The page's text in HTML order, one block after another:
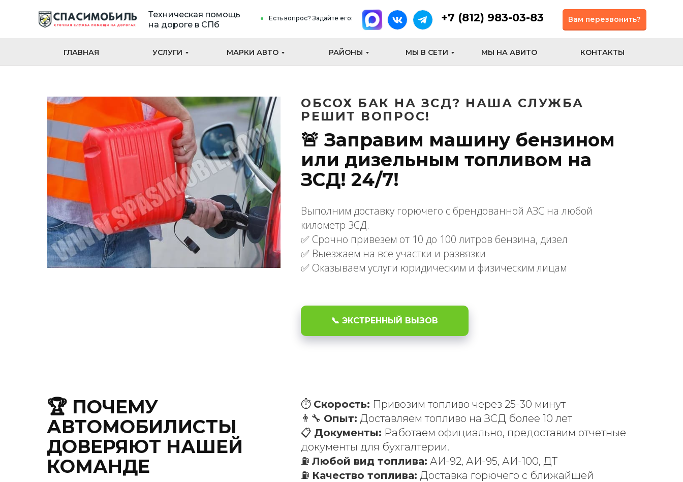
Есть вопрос? Задайте его:
ГЛАВНАЯ
+7 (812) 983-03-83
УСЛУГИ МАРКИ АВТО РАЙОНЫ МЫ В СЕТИ МЫ НА АВИТО КОНТАКТЫ
Вам перезвонить?
Техническая помощь
на дороге в СПб
ОБСОХ БАК НА ЗСД? НАША СЛУЖБА
РЕШИТ ВОПРОС!
🚨 Заправим машину бензином
или дизельным топливом на
ЗСД! 24/7!
Выполним доставку горючего с брендованной АЗС на любой
километр ЗСД.
✅ Срочно привезем от 10 до 100 литров бензина, дизел
✅ Выезжаем на все участки и развязки
✅ Оказываем услуги юридическим и физическим лицам
📞 ЭКСТРЕННЫЙ ВЫЗОВ
🏆 ПОЧЕМУ
АВТОМОБИЛИСТЫ
ДОВЕРЯЮТ НАШЕЙ
КОМАНДЕ
⏱️ Скорость: Привозим топливо через 25-30 минут
👨‍🔧 Опыт: Доставляем топливо на ЗСД более 10 лет
📋 Документы: Работаем официально, предоставим отчетные
документы для бухгалтерии.
⛽ Любой вид топлива: АИ-92, АИ-95, АИ-100, ДТ
⛽ Качество топлива: Доставка горючего с ближайшей